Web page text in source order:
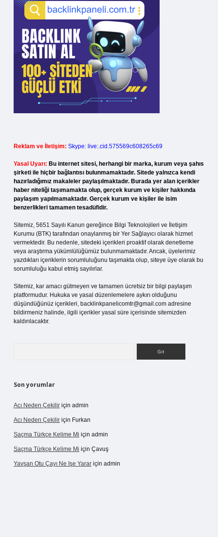
Reklam ve İletişim: Skype: live:.cid.575569c608265c69
Yasal Uyarı: Bu internet sitesi, herhangi bir marka, kurum veya şahıs
şirketi ile hiçbir bağlantısı bulunmamaktadır. Sitede yalnızca kendi
hazırladığımız makaleler paylaşılmaktadır. Burada yer alan içerikler
haber niteliği taşımamakta olup, gerçek kurum ve kişiler hakkında
paylaşım yapılmamaktadır. Gerçek kurum ve kişiler ile isim
benzerlikleri tamamen tesadüfidir.
Sitemiz, 5651 Sayılı Kanun gereğince Bilgi Teknolojileri ve İletişim
Kurumu (BTK) tarafından onaylanmış bir Yer Sağlayıcı olarak hizmet
vermektedir. Bu nedenle, sitedeki içerikleri proaktif olarak denetleme
veya araştırma yükümlülüğümüz bulunmamaktadır. Ancak, üyelerimiz
yazdıkları içeriklerin sorumluluğunu taşımakta olup, siteye üye olarak bu
sorumluluğu kabul etmiş sayılırlar.
Sitemiz, kar amacı gütmeyen ve tamamen ücretsiz bir bilgi paylaşım
platformudur. Hukuka ve yasal düzenlemelere aykırı olduğunu
düşündüğünüz içerikleri, backlinkpanelicomtr@gmail.com adresine
bildirmeniz halinde, ilgili içerikler yasal süre içerisinde sitemizden
kaldırılacaktır.
Son yorumlar
Acı Neden Çekilir için admin
Acı Neden Çekilir için Furkan
Saçma Türkçe Kelime Mi için admin
Saçma Türkçe Kelime Mi için Çavuş
Yavşan Otu Çayı Ne Işe Yarar için admin